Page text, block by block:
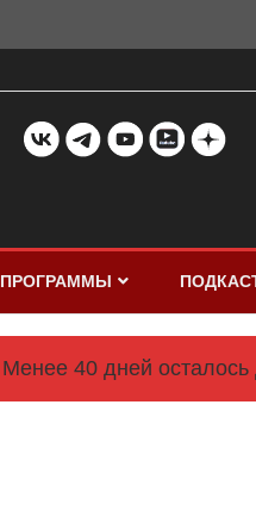
ПРОГРАММЫ
Менее 40 дней